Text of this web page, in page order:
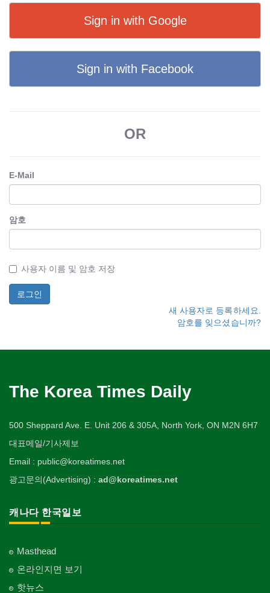
Sign in with Google
Sign in with Facebook
OR
E-Mail
암호
사용자 이름 및 암호 저장
새 사용자로 등록하세요.
암호를 잊으셨습니까?
The Korea Times Daily
500 Sheppard Ave. E. Unit 206 & 305A, North York, ON M2N 6H7
대표메일/기사제보
Email : public@koreatimes.net
광고문의(Advertising) : ad@koreatimes.net
캐나다 한국일보
Masthead
온라인지면 보기
핫뉴스